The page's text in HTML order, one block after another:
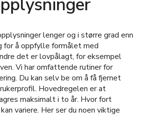
lenger og i større grad enn
for å oppfylle formålet med
det er lovpålagt, for eksempel
Vi har omfattende rutiner for
Du kan selv be om å få fjernet
Hovedregelen er at
maksimalt i to år. Hvor fort
variere. Her ser du noen viktige